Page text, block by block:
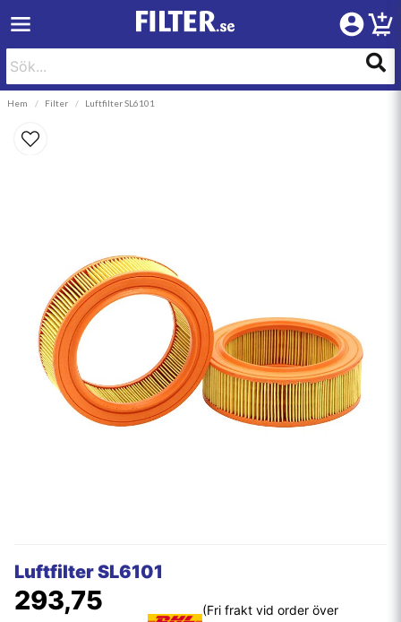
Hem Filter Luftfilter SL6101
Luftfilter SL6101
293,75